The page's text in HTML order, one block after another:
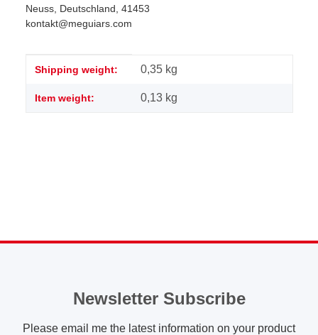
Neuss, Deutschland, 41453
kontakt@meguiars.com
Item information
Value
Shipping weight: 0,35 kg
Item weight: 0,13 kg
Newsletter Subscribe
Please email me the latest information on your product